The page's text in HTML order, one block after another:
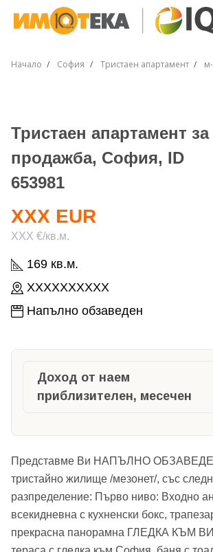
Начало София Тристаен апартамент
Тристаен апартамент за
продажба, София, ID
653981
169 кв.м.
XXXXXXXXXX
Напълно обзаведен
XXX EUR
XXX €/кв.м.
Доход от наем
приблизителен, месечен
Представме Ви НАПЪЛНО
тристайно жилище /мезонет/, със
разпределение: Първо ниво: Входно
всекидневна с кухненски бокс,
прекрасна панорамна ГЛЕДКА КЪМ